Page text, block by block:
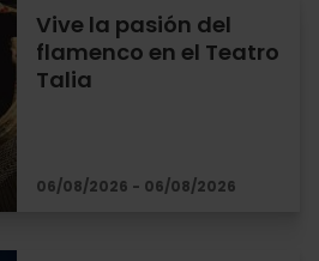
Vive la pasión del
flamenco en el Teatro
Talia
06/08/2026 - 06/08/2026